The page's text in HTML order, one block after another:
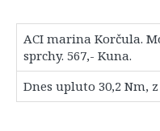
ACI marina Korčula.
sprchy. 567,- Kuna.
Dnes upluto 30,2 Nm,